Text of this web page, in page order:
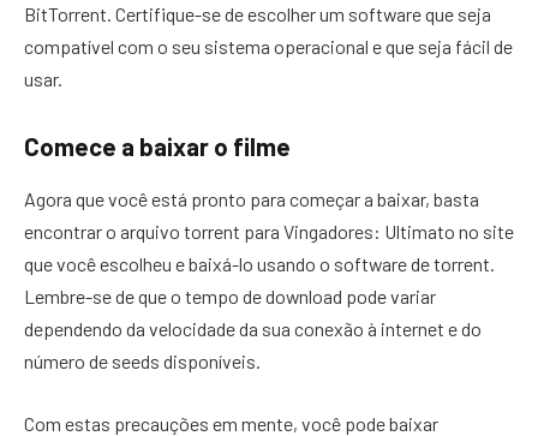
BitTorrent. Certifique-se de escolher um software que seja
compatível com o seu sistema operacional e que seja fácil de
usar.
Comece a baixar o filme
Agora que você está pronto para começar a baixar, basta
encontrar o arquivo torrent para Vingadores: Ultimato no site
que você escolheu e baixá-lo usando o software de torrent.
Lembre-se de que o tempo de download pode variar
dependendo da velocidade da sua conexão à internet e do
número de seeds disponíveis.
Com estas precauções em mente, você pode baixar